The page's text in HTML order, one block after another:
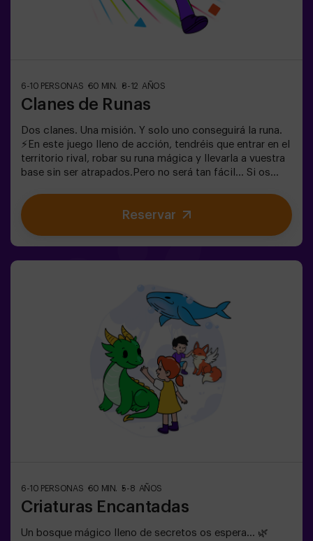
en familia o simplemente para liberar energía de la
forma más divertida.✅ Ideal para niños | familias |
fiestas infantilesImportante: los niños deben ir
6-10 PERSONAS 60 MIN. 8-12 AÑOS
Clanes de Runas
Dos clanes. Una misión. Y solo uno conseguirá la runa.
⚡En este juego lleno de acción, tendréis que entrar en el
territorio rival, robar su runa mágica y llevarla a vuestra
base sin ser atrapados.Pero no será tan fácil… Si os
compañero os libere. ❄️La clave está en moverse rápido,
coordinarse y saber cuándo atacar o defender.Aquí no
solo se trata de correr, sino de jugar en equipo y tomar
Reservar
6-10 PERSONAS 60 MIN. 5-8 AÑOS
Criaturas Encantadas
Un bosque mágico lleno de secretos os espera… 🌿